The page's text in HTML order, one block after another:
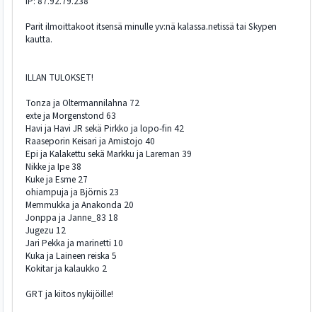
Parit ilmoittakoot itsensä minulle yv:nä kalassa.netissä tai Skypen
kautta.
ILLAN TULOKSET!
Tonza ja Oltermannilahna 72
exte ja Morgenstond 63
Havi ja Havi JR sekä Pirkko ja lopo-fin 42
Raaseporin Keisari ja Amistojo 40
Epi ja Kalakettu sekä Markku ja Lareman 39
Nikke ja Ipe 38
Kuke ja Esme 27
ohiampuja ja Björnis 23
Memmukka ja Anakonda 20
Jonppa ja Janne_83 18
Jugezu 12
Jari Pekka ja marinetti 10
Kuka ja Laineen reiska 5
Kokitar ja kalaukko 2
GRT ja kiitos nykijöille!